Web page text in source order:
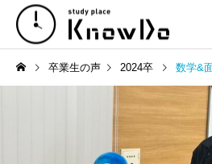
卒業生の声 2024卒 数学&